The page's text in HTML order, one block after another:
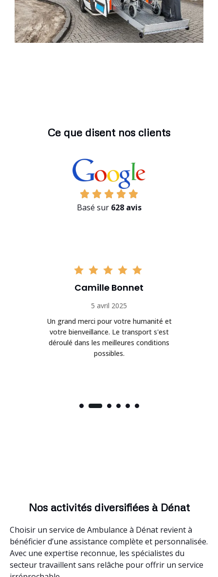
Ce que disent nos clients
Basé sur 628 avis
Camille Bonnet
5 avril 2025
Un grand merci pour votre humanité et
votre bienveillance. Le transport s'est
déroulé dans les meilleures conditions
possibles.
Nos activités diversifiées à Dénat
Choisir un service de Ambulance à Dénat revient à
bénéficier d’une assistance complète et personnalisée.
Avec une expertise reconnue, les spécialistes du
secteur travaillent sans relâche pour offrir un service